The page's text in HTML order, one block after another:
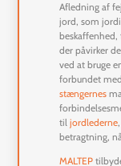
Afledning af
jord, som
der påvirker
ved at bruge
forbundet
stængernes
tiljordlederne
betragtning,
MALTEP